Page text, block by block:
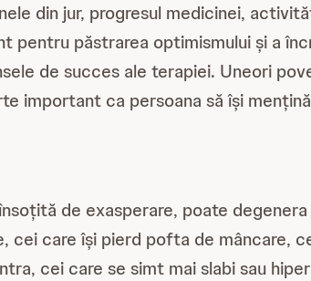
din jur, progresul medicinei,
pentru păstrarea optimismului și a
de succes ale terapiei. Uneori
important ca persoana să își
de exasperare, poate degenera
cei care își pierd pofta de mâncare,
cei care se simt mai slabi sau